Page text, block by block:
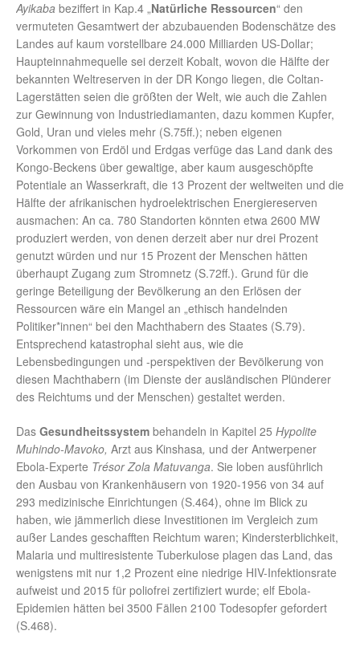
Ayikaba beziffert in Kap.4 „Natürliche Ressourcen“ den
vermuteten Gesamtwert der abzubauenden Bodenschätze des
Landes auf kaum vorstellbare 24.000 Milliarden US-Dollar;
Haupteinnahmequelle sei derzeit Kobalt, wovon die Hälfte der
bekannten Weltreserven in der DR Kongo liegen, die Coltan-
Lagerstätten seien die größten der Welt, wie auch die Zahlen
zur Gewinnung von Industriediamanten, dazu kommen Kupfer,
Gold, Uran und vieles mehr (S.75ff.); neben eigenen
Vorkommen von Erdöl und Erdgas verfüge das Land dank des
Kongo-Beckens über gewaltige, aber kaum ausgeschöpfte
Potentiale an Wasserkraft, die 13 Prozent der weltweiten und die
Hälfte der afrikanischen hydroelektrischen Energiereserven
ausmachen: An ca. 780 Standorten könnten etwa 2600 MW
produziert werden, von denen derzeit aber nur drei Prozent
genutzt würden und nur 15 Prozent der Menschen hätten
überhaupt Zugang zum Stromnetz (S.72ff.). Grund für die
geringe Beteiligung der Bevölkerung an den Erlösen der
Ressourcen wäre ein Mangel an „ethisch handelnden
Politiker*innen“ bei den Machthabern des Staates (S.79).
Entsprechend katastrophal sieht aus, wie die
Lebensbedingungen und -perspektiven der Bevölkerung von
diesen Machthabern (im Dienste der ausländischen Plünderer
des Reichtums und der Menschen) gestaltet werden.
Das Gesundheitssystem behandeln in Kapitel 25 Hypolite
Muhindo-Mavoko, Arzt aus Kinshasa, und der Antwerpener
Ebola-Experte Trésor Zola Matuvanga. Sie loben ausführlich
den Ausbau von Krankenhäusern von 1920-1956 von 34 auf
293 medizinische Einrichtungen (S.464), ohne im Blick zu
haben, wie jämmerlich diese Investitionen im Vergleich zum
außer Landes geschafften Reichtum waren; Kindersterblichkeit,
Malaria und multiresistente Tuberkulose plagen das Land, das
wenigstens mit nur 1,2 Prozent eine niedrige HIV-Infektionsrate
aufweist und 2015 für poliofrei zertifiziert wurde; elf Ebola-
Epidemien hätten bei 3500 Fällen 2100 Todesopfer gefordert
(S.468).